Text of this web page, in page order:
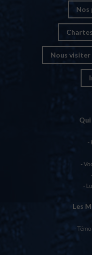
Nos
Nous visiter
Les